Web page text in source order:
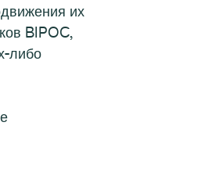
их
BIPOC,
либо